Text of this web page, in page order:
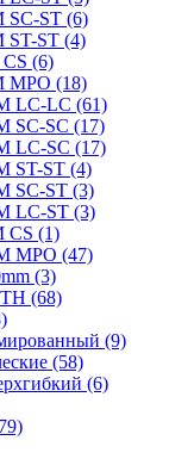
SC-ST (6)
ST-ST (4)
(6)
MPO (18)
LC-LC (61)
SC-SC (17)
LC-SC (17)
ST-ST (4)
SC-ST (3)
LC-ST (3)
CS (1)
MPO (47)
(3)
(68)
(9)
(58)
(6)